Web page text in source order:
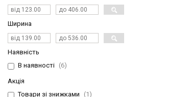
Ширина
Наявність
В наявності
6
Акція
Товари зі знижками
1